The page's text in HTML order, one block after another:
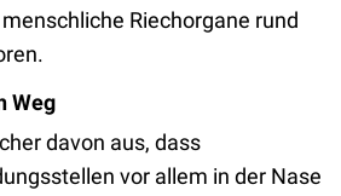
Riechorgane rund
Weg
davon aus, dass
vor allem in der Nase